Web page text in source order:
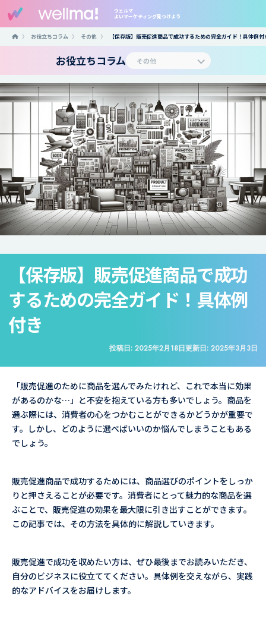
ウェルマ
よいマーケティング見つけよう
〉 お役立ちコラム 〉 その他 〉 【保存版】販売促進商品で成功するための完全ガイド！具体例付
お役立ちコラム
【保存版】販売促進商品で成功
するための完全ガイド！具体例
付き
投稿日: 2025年2月18日更新日: 2025年3月3日
「販売促進のために商品を選んでみたけれど、これで本当に効果
があるのかな…」と不安を抱えている方も多いでしょう。商品を
選ぶ際には、消費者の心をつかむことができるかどうかが重要で
す。しかし、どのように選べばいいのか悩んでしまうこともある
でしょう。
販売促進商品で成功するためには、商品選びのポイントをしっか
りと押さえることが必要です。消費者にとって魅力的な商品を選
ぶことで、販売促進の効果を最大限に引き出すことができます。
この記事では、その方法を具体的に解説していきます。
販売促進で成功を収めたい方は、ぜひ最後までお読みいただき、
自分のビジネスに役立ててください。具体例を交えながら、実践
的なアドバイスをお届けします。